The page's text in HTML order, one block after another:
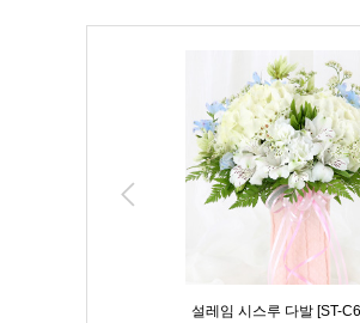
설레임 시스루 다발 [ST-